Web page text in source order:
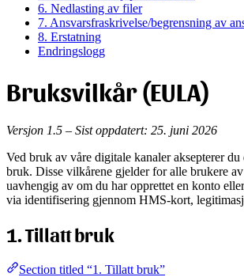
6. Nedlasting av filer
7. Ansvarsfraskrivelse/begrensning av
8. Erstatning
Endringslogg
Bruksvilkår (EULA)
Versjon 1.5 – Sist oppdatert: 25. juni 2026
Ved bruk av våre digitale kanaler aksepterer
bruk. Disse vilkårene gjelder for alle brukere av
uavhengig av om du har opprettet en konto
via identifisering gjennom HMS-kort,
1. Tillatt bruk
Section titled “1. Tillatt bruk”